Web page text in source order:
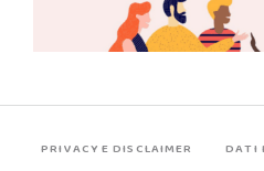
PRIVACY E DISCLAIMER DATI